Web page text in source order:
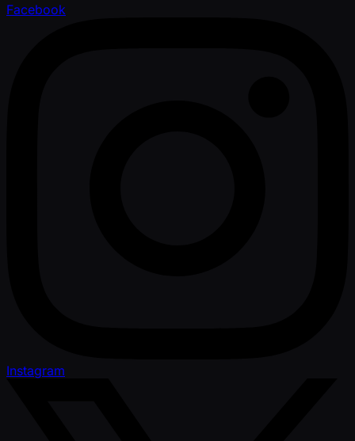
Facebook
Instagram